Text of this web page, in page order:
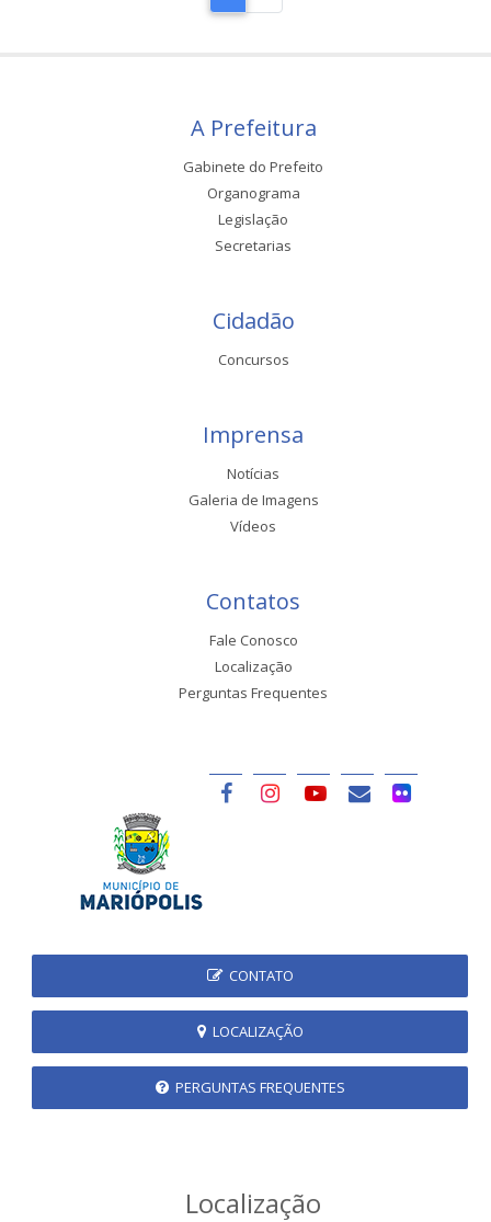
A Prefeitura
Gabinete do Prefeito
Organograma
Legislação
Secretarias
Cidadão
Concursos
Imprensa
Notícias
Galeria de Imagens
Vídeos
Contatos
Fale Conosco
Localização
Perguntas Frequentes
CONTATO
LOCALIZAÇÃO
PERGUNTAS FREQUENTES
Localização